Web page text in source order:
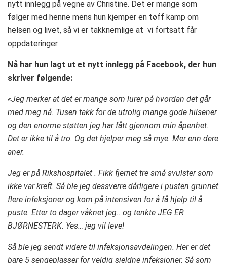
nytt innlegg på vegne av Christine. Det er mange som
følger med henne mens hun kjemper en tøff kamp om
helsen og livet, så vi er takknemlige at vi fortsatt får
oppdateringer.
Nå har hun lagt ut et nytt innlegg på Facebook, der hun
skriver følgende:
«Jeg merker at det er mange som lurer på hvordan det går
med meg nå. Tusen takk for de utrolig mange gode hilsener
og den enorme støtten jeg har fått gjennom min åpenhet.
Det er ikke til å tro. Og det hjelper meg så mye. Mer enn dere
aner.
Jeg er på Rikshospitalet . Fikk fjernet tre små svulster som
ikke var kreft. Så ble jeg dessverre dårligere i pusten grunnet
flere infeksjoner og kom på intensiven for å få hjelp til å
puste. Etter to dager våknet jeg.. og tenkte JEG ER
BJØRNESTERK. Yes… jeg vil leve!
Så ble jeg sendt videre til infeksjonsavdelingen. Her er det
bare 5 sengeplasser for veldig sjeldne infeksjoner. Så som